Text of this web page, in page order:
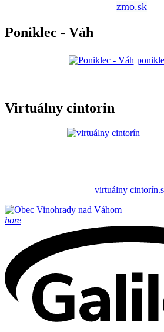
zmo.sk
Poniklec - Váh
Virtuálny cintorin
virtuálny
hore